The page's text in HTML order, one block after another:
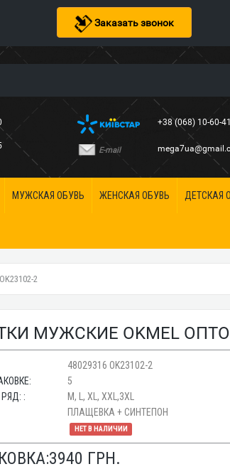
Заказать звонок
+38 (068) 10-60-
E-mail
МУЖСКАЯ ОБУВЬ ЖЕНСКАЯ ОБУВЬ ДЕТСКАЯ
2
МУЖСКИЕ OKMEL
48029316 OK23102-2
5
:
M, L, XL, XXL,3XL
ПЛАЩЕВКА + СИНТЕПОН
НЕТ В НАЛИЧИИ
3940 ГРН.